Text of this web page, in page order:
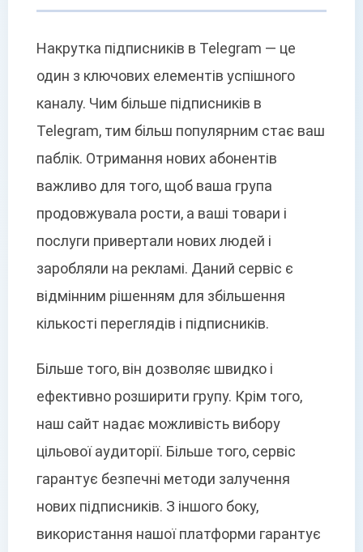
Накрутка підписників в Telegram — це
один з ключових елементів успішного
каналу. Чим більше підписників в
Telegram, тим більш популярним стає ваш
паблік. Отримання нових абонентів
важливо для того, щоб ваша група
продовжувала рости, а ваші товари і
послуги привертали нових людей і
заробляли на рекламі. Даний сервіс є
відмінним рішенням для збільшення
кількості переглядів і підписників.
Більше того, він дозволяє швидко і
ефективно розширити групу. Крім того,
наш сайт надає можливість вибору
цільової аудиторії. Більше того, сервіс
гарантує безпечні методи залучення
нових підписників. З іншого боку,
використання нашої платформи гарантує